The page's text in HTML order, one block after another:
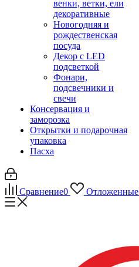
венки, ветки, ели
декоративные
Новогодняя и
рождественская
посуда
Декор с LED
подсветкой
Фонари,
подсвечники и
свечи
Консервация и
заморозка
Открытки и подарочная
упаковка
Пасха
Сравнение0 Отложенные